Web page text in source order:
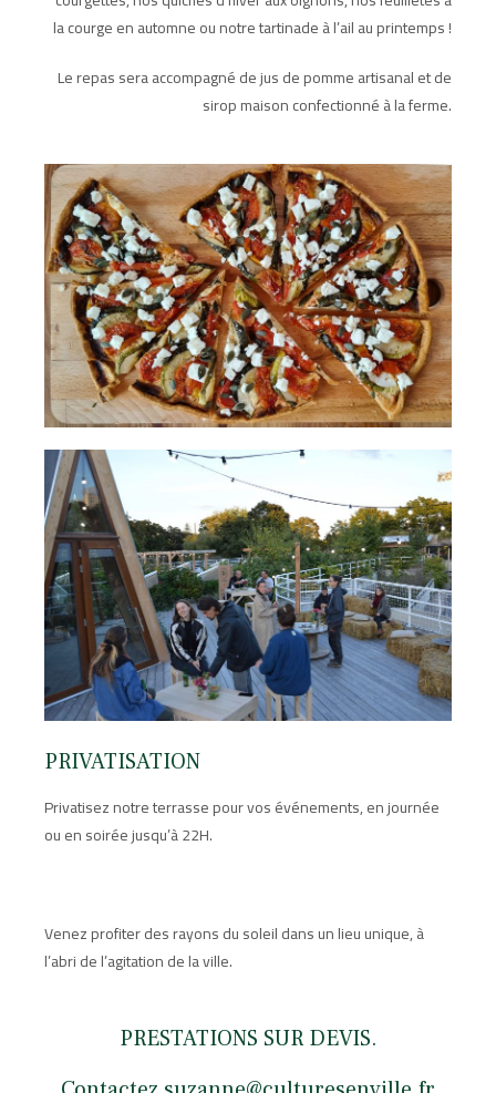
la courge en automne ou notre tartinade à l’ail au printemps !
Le repas sera accompagné de jus de pomme artisanal et de
sirop maison confectionné à la ferme.
PRIVATISATION
Privatisez notre terrasse pour vos événements, en journée
ou en soirée jusqu’à 22H.
Venez profiter des rayons du soleil dans un lieu unique, à
l’abri de l’agitation de la ville.
PRESTATIONS SUR DEVIS.